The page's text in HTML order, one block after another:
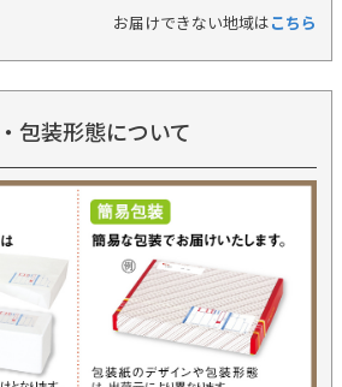
お届けできない地域はこちら
包装形態について